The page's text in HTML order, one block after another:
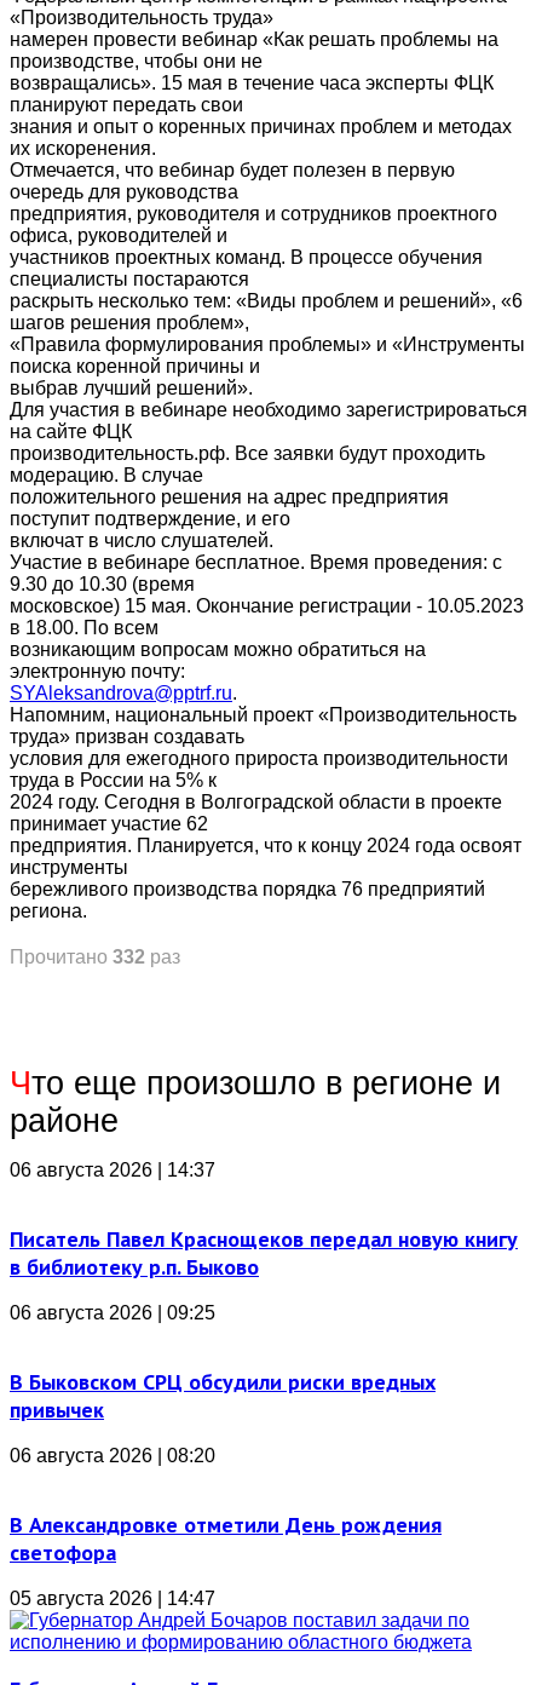
«Производительность труда»
намерен провести вебинар «Как решать проблемы на
производстве, чтобы они не
возвращались». 15 мая в течение часа эксперты ФЦК
планируют передать свои
знания и опыт о коренных причинах проблем и методах
их искоренения.
Отмечается, что вебинар будет полезен в первую
очередь для руководства
предприятия, руководителя и сотрудников проектного
офиса, руководителей и
участников проектных команд. В процессе обучения
специалисты постараются
раскрыть несколько тем: «Виды проблем и решений», «6
шагов решения проблем»,
«Правила формулирования проблемы» и «Инструменты
поиска коренной причины и
выбрав лучший решений».
Для участия в вебинаре необходимо зарегистрироваться
на сайте ФЦК
производительность.рф. Все заявки будут проходить
модерацию. В случае
положительного решения на адрес предприятия
поступит подтверждение, и его
включат в число слушателей.
Участие в вебинаре бесплатное. Время проведения: с
9.30 до 10.30 (время
московское) 15 мая. Окончание регистрации - 10.05.2023
в 18.00. По всем
возникающим вопросам можно обратиться на
электронную почту:
SYAleksandrova@pptrf.ru.
Напомним, национальный проект «Производительность
труда» призван создавать
условия для ежегодного прироста производительности
труда в России на 5% к
2024 году. Сегодня в Волгоградской области в проекте
принимает участие 62
предприятия. Планируется, что к концу 2024 года освоят
инструменты
бережливого производства порядка 76 предприятий
региона.
Прочитано 332 раз
Что еще произошло в регионе и
районе
06 августа 2026 | 14:37
Писатель Павел Краснощеков передал новую книгу
в библиотеку р.п. Быково
06 августа 2026 | 09:25
В Быковском СРЦ обсудили риски вредных
привычек
06 августа 2026 | 08:20
В Александровке отметили День рождения
светофора
05 августа 2026 | 14:47